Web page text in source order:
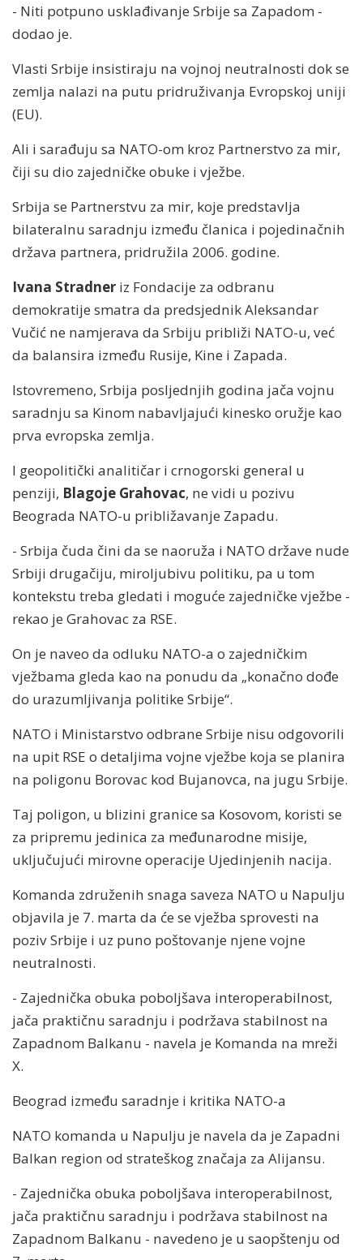
- Niti potpuno usklađivanje Srbije sa Zapadom -
dodao je.
Vlasti Srbije insistiraju na vojnoj neutralnosti dok se
zemlja nalazi na putu pridruživanja Evropskoj uniji
(EU).
Ali i sarađuju sa NATO-om kroz Partnerstvo za mir,
čiji su dio zajedničke obuke i vježbe.
Srbija se Partnerstvu za mir, koje predstavlja
bilateralnu saradnju između članica i pojedinačnih
država partnera, pridružila 2006. godine.
Ivana Stradner iz Fondacije za odbranu
demokratije smatra da predsjednik Aleksandar
Vučić ne namjerava da Srbiju približi NATO-u, već
da balansira između Rusije, Kine i Zapada.
Istovremeno, Srbija posljednjih godina jača vojnu
saradnju sa Kinom nabavljajući kinesko oružje kao
prva evropska zemlja.
I geopolitički analitičar i crnogorski general u
penziji, Blagoje Grahovac, ne vidi u pozivu
Beograda NATO-u približavanje Zapadu.
- Srbija čuda čini da se naoruža i NATO države nude
Srbiji drugačiju, miroljubivu politiku, pa u tom
kontekstu treba gledati i moguće zajedničke vježbe -
rekao je Grahovac za RSE.
On je naveo da odluku NATO-a o zajedničkim
vježbama gleda kao na ponudu da „konačno dođe
do urazumljivanja politike Srbije“.
NATO i Ministarstvo odbrane Srbije nisu odgovorili
na upit RSE o detaljima vojne vježbe koja se planira
na poligonu Borovac kod Bujanovca, na jugu Srbije.
Taj poligon, u blizini granice sa Kosovom, koristi se
za pripremu jedinica za međunarodne misije,
uključujući mirovne operacije Ujedinjenih nacija.
Komanda združenih snaga saveza NATO u Napulju
objavila je 7. marta da će se vježba sprovesti na
poziv Srbije i uz puno poštovanje njene vojne
neutralnosti.
- Zajednička obuka poboljšava interoperabilnost,
jača praktičnu saradnju i podržava stabilnost na
Zapadnom Balkanu - navela je Komanda na mreži
X.
Beograd između saradnje i kritika NATO-a
NATO komanda u Napulju je navela da je Zapadni
Balkan region od strateškog značaja za Alijansu.
- Zajednička obuka poboljšava interoperabilnost,
jača praktičnu saradnju i podržava stabilnost na
Zapadnom Balkanu - navedeno je u saopštenju od